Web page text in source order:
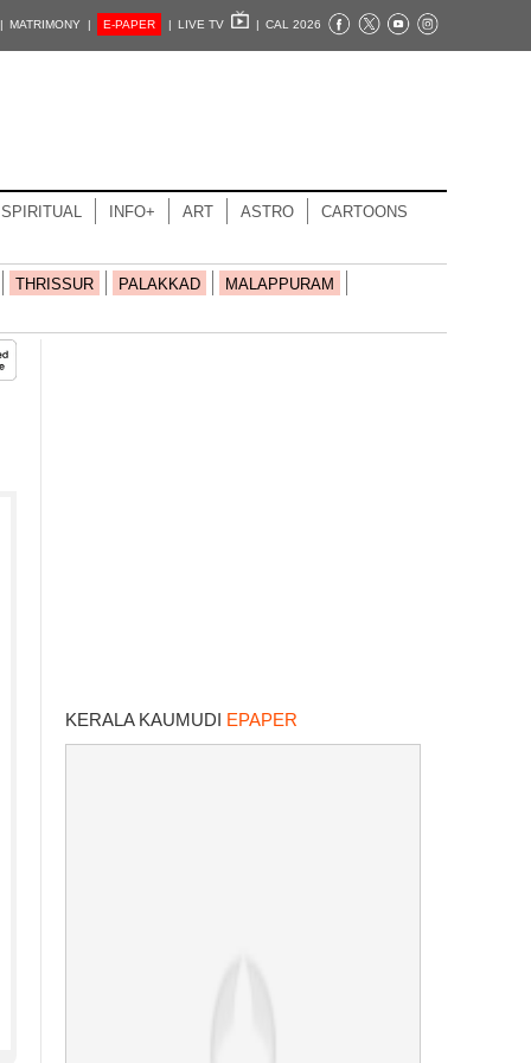
MATRIMONY | E-PAPER | LIVE TV | CAL 2026
SPIRITUAL INFO+ ART ASTRO CARTOONS
THRISSUR PALAKKAD MALAPPURAM
KERALA KAUMUDI EPAPER